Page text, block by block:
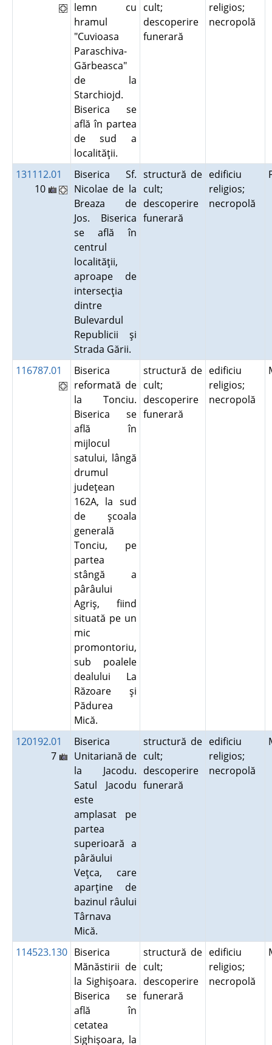
lemn cu
hramul
"Cuvioasa
Paraschiva-
Gărbeasca"
de la
Starchiojd.
Biserica se
află în partea
de sud a
localităţii.
cult;
descoperire
funerară
religios;
necropolă
131112.01
10
Biserica Sf.
Nicolae de la
Breaza de
Jos. Biserica
se află în
centrul
localităţii,
aproape de
intersecţia
dintre
Bulevardul
Republicii şi
Strada Gării.
structură de
cult;
descoperire
funerară
edificiu
religios;
necropolă
116787.01
Biserica
reformată de
la Tonciu.
Biserica se
află în
mijlocul
satului, lângă
drumul
judeţean
162A, la sud
de şcoala
generală
Tonciu, pe
partea
stângă a
pârâului
Agriş, fiind
situată pe un
mic
promontoriu,
sub poalele
dealului La
Răzoare şi
Pădurea
Mică.
structură de
cult;
descoperire
funerară
edificiu
religios;
necropolă
120192.01
7
Biserica
Unitariană de
la Jacodu.
Satul Jacodu
este
amplasat pe
partea
superioară a
pârăului
Veţca, care
aparţine de
bazinul râului
Târnava
Mică.
structură de
cult;
descoperire
funerară
edificiu
religios;
necropolă
114523.130 Biserica
Mănăstirii de
la Sighişoara.
Biserica se
află în
cetatea
Sighişoara, la
structură de
cult;
descoperire
funerară
edificiu
religios;
necropolă